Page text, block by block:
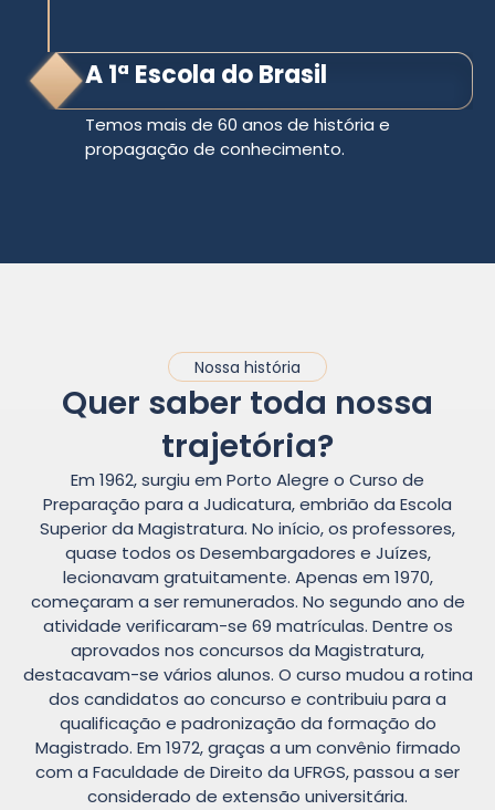
A 1ª Escola do Brasil
Temos mais de 60 anos de história e
propagação de conhecimento.
Nossa história
Quer saber toda nossa
trajetória?
Em 1962, surgiu em Porto Alegre o Curso de
Preparação para a Judicatura, embrião da Escola
Superior da Magistratura. No início, os professores,
quase todos os Desembargadores e Juízes,
lecionavam gratuitamente. Apenas em 1970,
começaram a ser remunerados. No segundo ano de
atividade verificaram-se 69 matrículas. Dentre os
aprovados nos concursos da Magistratura,
destacavam-se vários alunos. O curso mudou a rotina
dos candidatos ao concurso e contribuiu para a
qualificação e padronização da formação do
Magistrado. Em 1972, graças a um convênio firmado
com a Faculdade de Direito da UFRGS, passou a ser
considerado de extensão universitária.